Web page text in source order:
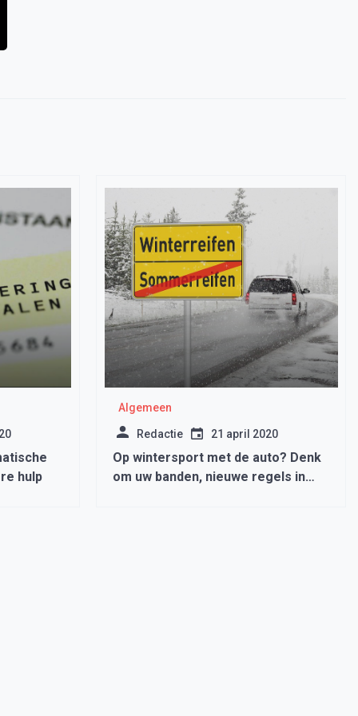
hulp
Algemeen
Redactie 21 april 2020
Op wintersport met de auto? Denk
om uw banden, nieuwe regels in